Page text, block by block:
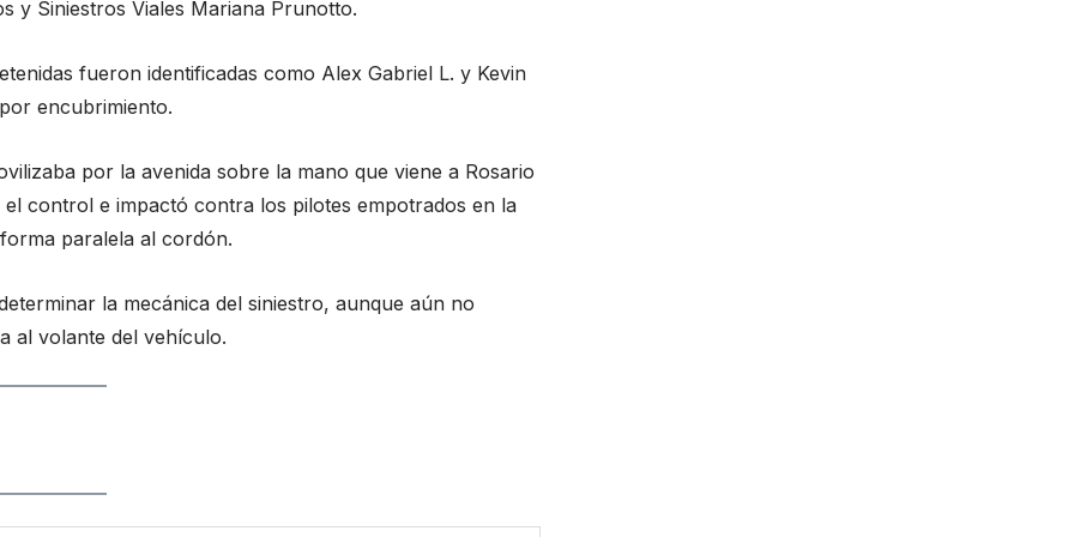
y Siniestros Viales Mariana Prunotto.
fueron identificadas como Alex Gabriel L. y Kevin
encubrimiento.
por la avenida sobre la mano que viene a Rosario
control e impactó contra los pilotes empotrados en la
paralela al cordón.
la mecánica del siniestro, aunque aún no
al volante del vehículo.